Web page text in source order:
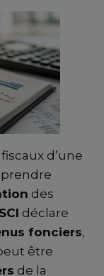
d’une
des
SCI déclare
fonciers,
être
de la